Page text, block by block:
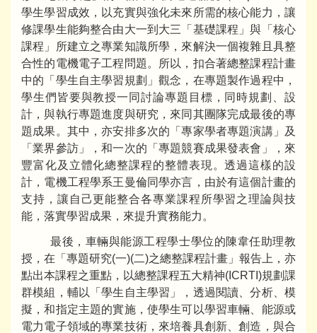
學生學習成效，以充實與強化未來所需的核心能力，讓
修課學生能夠整合由大一到大三「基礎課程」與「核心
課程」所建立之專業知識所學，來解決一個複雜且具整
合性的電機電子工程問題。所以，扣合著總整課程計畫
中的「學生自主學習規劃」觀念，在專題製作過程中，
學生們皆要與教授一同討論專題目標，同時規劃、設
計，與執行專題進度與研究，來同其團隊完成最後的專
題成果。其中，亦安排多次的「專家學者專題演講」及
「業界參訪」，和一次的「專題競賽成果發表會」，來
豐富化及立體化總整課程的整體表現。透過這樣的設
計，電機工程學系王曼倫同學亦言，由於有這個計畫的
支持，讓自己更能整合各專業課程所學習之理論與技
能，落實學習成果，來提升實務能力。
最後，車輛與能源工程學士學位的陳韋任助理教
授，在「專題研究(一)(二)之總整課程計畫」報告上，亦
點出本課程之重點，以總整課程五大精神(ICRTI)規劃課
群模組，輔以「學生自主學習」，透過閱讀、分析、模
擬，和指定主題的實施，使學生可以學習車輛、能源或
電力電子領域的專業技術，來培養具創新、創造，與合